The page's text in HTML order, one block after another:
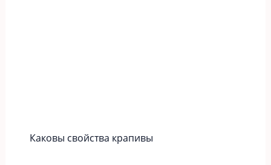
Каковы свойства крапивы